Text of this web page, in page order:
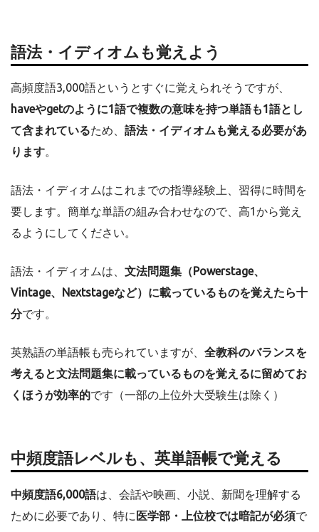
語法・イディオムも覚えよう
高頻度語3,000語というとすぐに覚えられそうですが、
haveやgetのように1語で複数の意味を持つ単語も1語とし
て含まれているため、 語法・イディオムも覚える必要があ
ります。
語法・イディオムはこれまでの指導経験上、習得に時間を
要します。簡単な単語の組み合わせなので、高1から覚え
るようにしてください。
語法・イディオムは、 文法問題集（Powerstage、
Vintage、Nextstageなど）に載っているものを覚えたら十
分です。
英熟語の単語帳も売られていますが、 全教科のバランスを
考えると文法問題集に載っているものを覚えるに留めてお
くほうが効率的です（一部の上位外大受験生は除く）
中頻度語レベルも、英単語帳で覚える
中頻度語6,000語は、会話や映画、小説、新聞を理解する
ために必要であり、特に 医学部・上位校では暗記が必須で